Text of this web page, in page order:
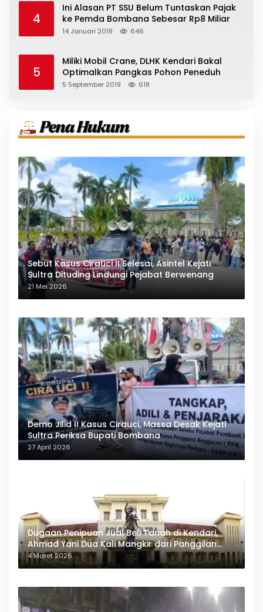
4
Ini Alasan PT SSU Belum Tuntaskan Pajak
ke Pemda Bombana Sebesar Rp8 Miliar
14 Januari 2019 646
5
Miliki Mobil Crane, DLHK Kendari Bakal
Optimalkan Pangkas Pohon Peneduh
5 September 2019 618
Sebut Kasus Cirauci II Selesai, Asintel Kejati
Sultra Dituding Lindungi Pejabat Berwenang
21 Mei 2026
Demo Jilid II Kasus Cirauci, Massa Desak Kejati
Sultra Periksa Bupati Bombana
27 April 2026
Dugaan Penipuan Jual Beli Tanah di Kendari,
Ahmad Yani Dua Kali Mangkir dari Panggilan
Polda Sultra
4 Maret 2026